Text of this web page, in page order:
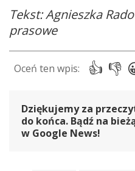
Tekst: Agnieszka
prasowe
Dziękujemy za
do końca. Bądź na
w Google News!